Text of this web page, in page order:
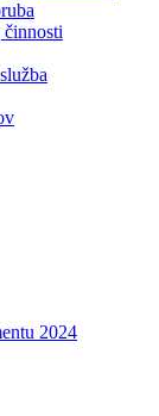
činnosti
2024